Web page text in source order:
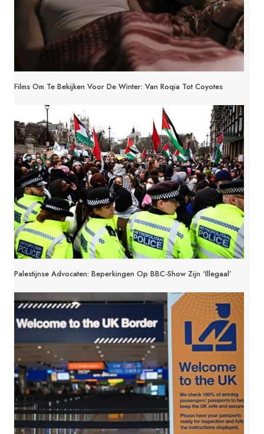
Films Om Te Bekijken Voor De Winter: Van Roqia Tot Coyotes
Palestijnse Advocaten: Beperkingen Op BBC-Show Zijn ‘illegaal’